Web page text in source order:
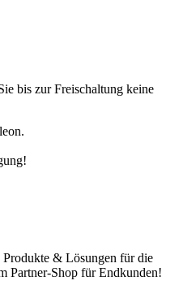
bis zur Freischaltung keine
& Lösungen für die
Partner-Shop für Endkunden!